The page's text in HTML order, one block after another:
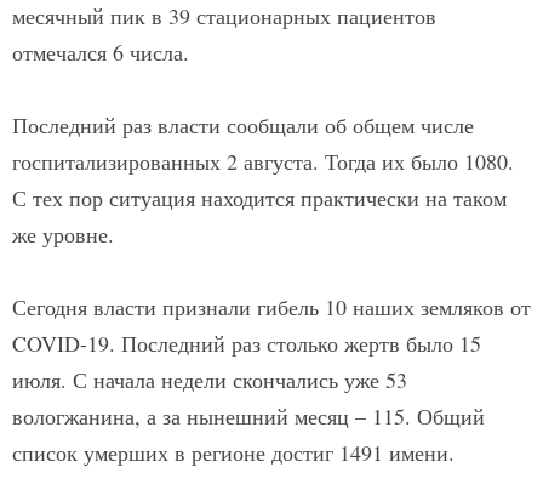
месячный пик в 39 стационарных пациентов
отмечался 6 числа.
Последний раз власти сообщали об общем числе
госпитализированных 2 августа. Тогда их было 1080.
С тех пор ситуация находится практически на таком
же уровне.
Сегодня власти признали гибель 10 наших земляков от
COVID-19. Последний раз столько жертв было 15
июля. С начала недели скончались уже 53
вологжанина, а за нынешний месяц – 115. Общий
список умерших в регионе достиг 1491 имени.